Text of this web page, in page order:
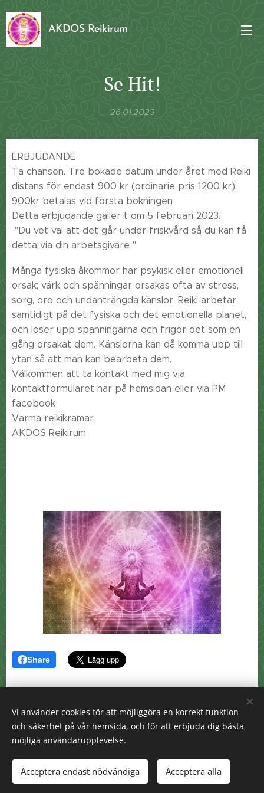
AKDOS Reikirum
Se Hit!
26.01.2023
ERBJUDANDE
Ta chansen. Tre bokade datum under året med Reiki
distans för endast 900 kr (ordinarie pris 1200 kr).
900kr betalas vid första bokningen 😀
Detta erbjudande gäller t om 5 februari 2023.
"Du vet väl att det går under friskvård så du kan få
detta via din arbetsgivare "
Många fysiska åkommor har psykisk eller emotionell
orsak; värk och spänningar orsakas ofta av stress,
sorg, oro och undanträngda känslor. Reiki arbetar
samtidigt på det fysiska och det emotionella planet,
och löser upp spänningarna och frigör det som en
gång orsakat dem. Känslorna kan då komma upp till
ytan så att man kan bearbeta dem.
Välkommen att ta kontakt med mig via
kontaktformuläret här på hemsidan eller via PM
facebook
Varma reikikramar
AKDOS Reikirum ❤️🙏
Share
info@akdosreikirum.se
© 2025 All coprights reserved
Skapad medWebnode Cookies
Vi använder cookies för att möjliggöra en korrekt funktion
och säkerhet på vår hemsida, och för att erbjuda dig bästa
möjliga användarupplevelse.
Acceptera endast nödvändiga Acceptera alla